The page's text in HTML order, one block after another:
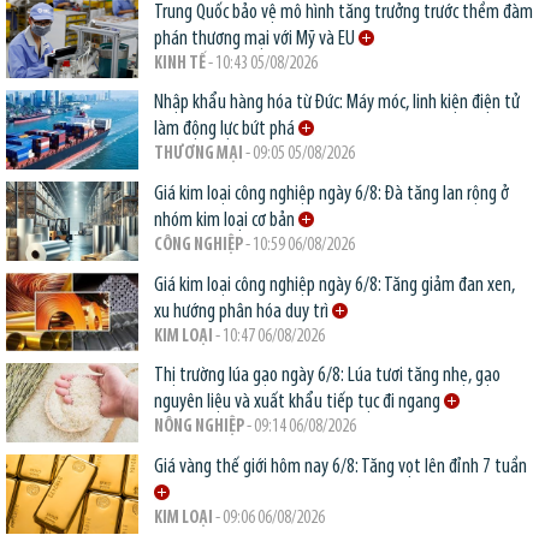
Trung Quốc bảo vệ mô hình tăng trưởng trước thềm đàm
phán thương mại với Mỹ và EU
KINH TẾ- 10:43 05/08/2026
Nhập khẩu hàng hóa từ Đức: Máy móc, linh kiện điện tử
làm động lực bứt phá
THƯƠNG MẠI - 09:05 05/08/2026
Giá kim loại công nghiệp ngày 6/8: Đà tăng lan rộng ở
nhóm kim loại cơ bản
CÔNG NGHIỆP- 10:59 06/08/2026
Giá kim loại công nghiệp ngày 6/8: Tăng giảm đan xen,
xu hướng phân hóa duy trì
KIM LOẠI - 10:47 06/08/2026
Thị trường lúa gạo ngày 6/8: Lúa tươi tăng nhẹ, gạo
nguyên liệu và xuất khẩu tiếp tục đi ngang
NÔNG NGHIỆP- 09:14 06/08/2026
Giá vàng thế giới hôm nay 6/8: Tăng vọt lên đỉnh 7 tuần
KIM LOẠI - 09:06 06/08/2026